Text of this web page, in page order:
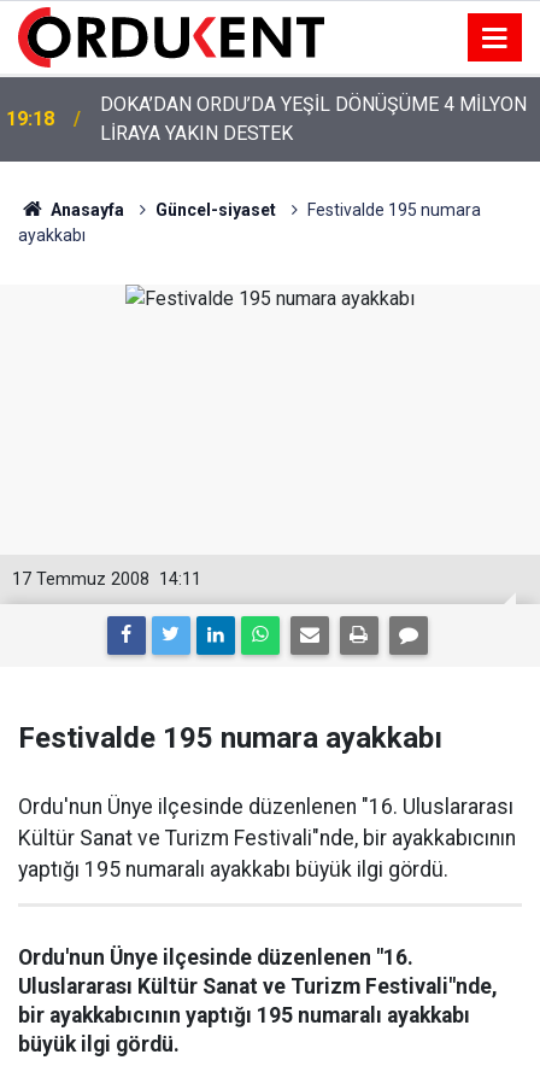
12:46
YENİ PARTİ’NİN ORDU’DAKİ 69 KİŞİLİK KURUCU
KADROSU AÇIKLANDI
Anasayfa Güncel-siyaset
Festivalde 195 numara
ayakkabı
14:11
17 Temmuz 2008
Festivalde 195 numara ayakkabı
Ordu'nun Ünye ilçesinde düzenlenen "16. Uluslararası
Kültür Sanat ve Turizm Festivali"nde, bir ayakkabıcının
yaptığı 195 numaralı ayakkabı büyük ilgi gördü.
Ordu'nun Ünye ilçesinde düzenlenen "16.
Uluslararası Kültür Sanat ve Turizm Festivali"nde,
bir ayakkabıcının yaptığı 195 numaralı ayakkabı
büyük ilgi gördü.